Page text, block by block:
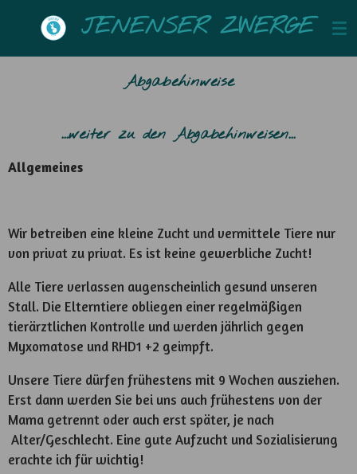
Hauptinhalt
springen
JENENSER ZWERGE
Abgabehinweise
...weiter zu den Abgabehinweisen...
Allgemeines
Wir betreiben eine kleine Zucht und vermittele Tiere nur
von privat zu privat. Es ist keine gewerbliche Zucht!
Alle Tiere verlassen augenscheinlich gesund unseren
Stall. Die Elterntiere obliegen einer regelmäßigen
tierärztlichen Kontrolle und werden jährlich gegen
Myxomatose und RHD1 +2 geimpft.
Unsere Tiere dürfen frühestens mit 9 Wochen ausziehen.
Erst dann werden Sie bei uns auch frühestens von der
Mama getrennt oder auch erst später, je nach
Alter/Geschlecht. Eine gute Aufzucht und Sozialisierung
erachte ich für wichtig!